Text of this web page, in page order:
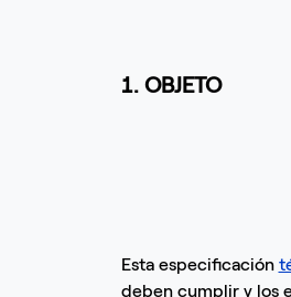
1. OBJETO
Esta especificación
deben cumplir y los